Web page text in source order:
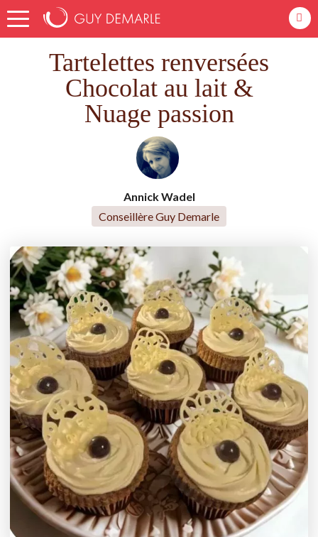
Accueil
Recettes
Tartelettes renversées Chocolat au lait & Nuage passion
Tartelettes renversées
Chocolat au lait &
Nuage passion
Annick Wadel
Conseillère Guy Demarle